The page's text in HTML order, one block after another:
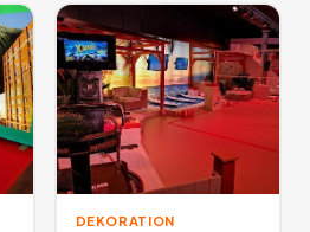
DEKORATION